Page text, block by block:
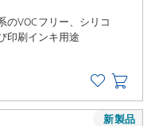
のVOCフリー、シリコ
印刷インキ用途
新製品